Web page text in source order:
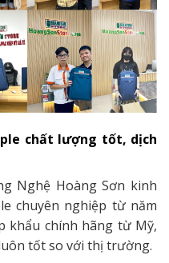
chất lượng tốt, dịch
Nghệ Hoàng Sơn kinh
chuyên nghiệp từ năm
khẩu chính hãng từ Mỹ,
tốt so với thị trường.